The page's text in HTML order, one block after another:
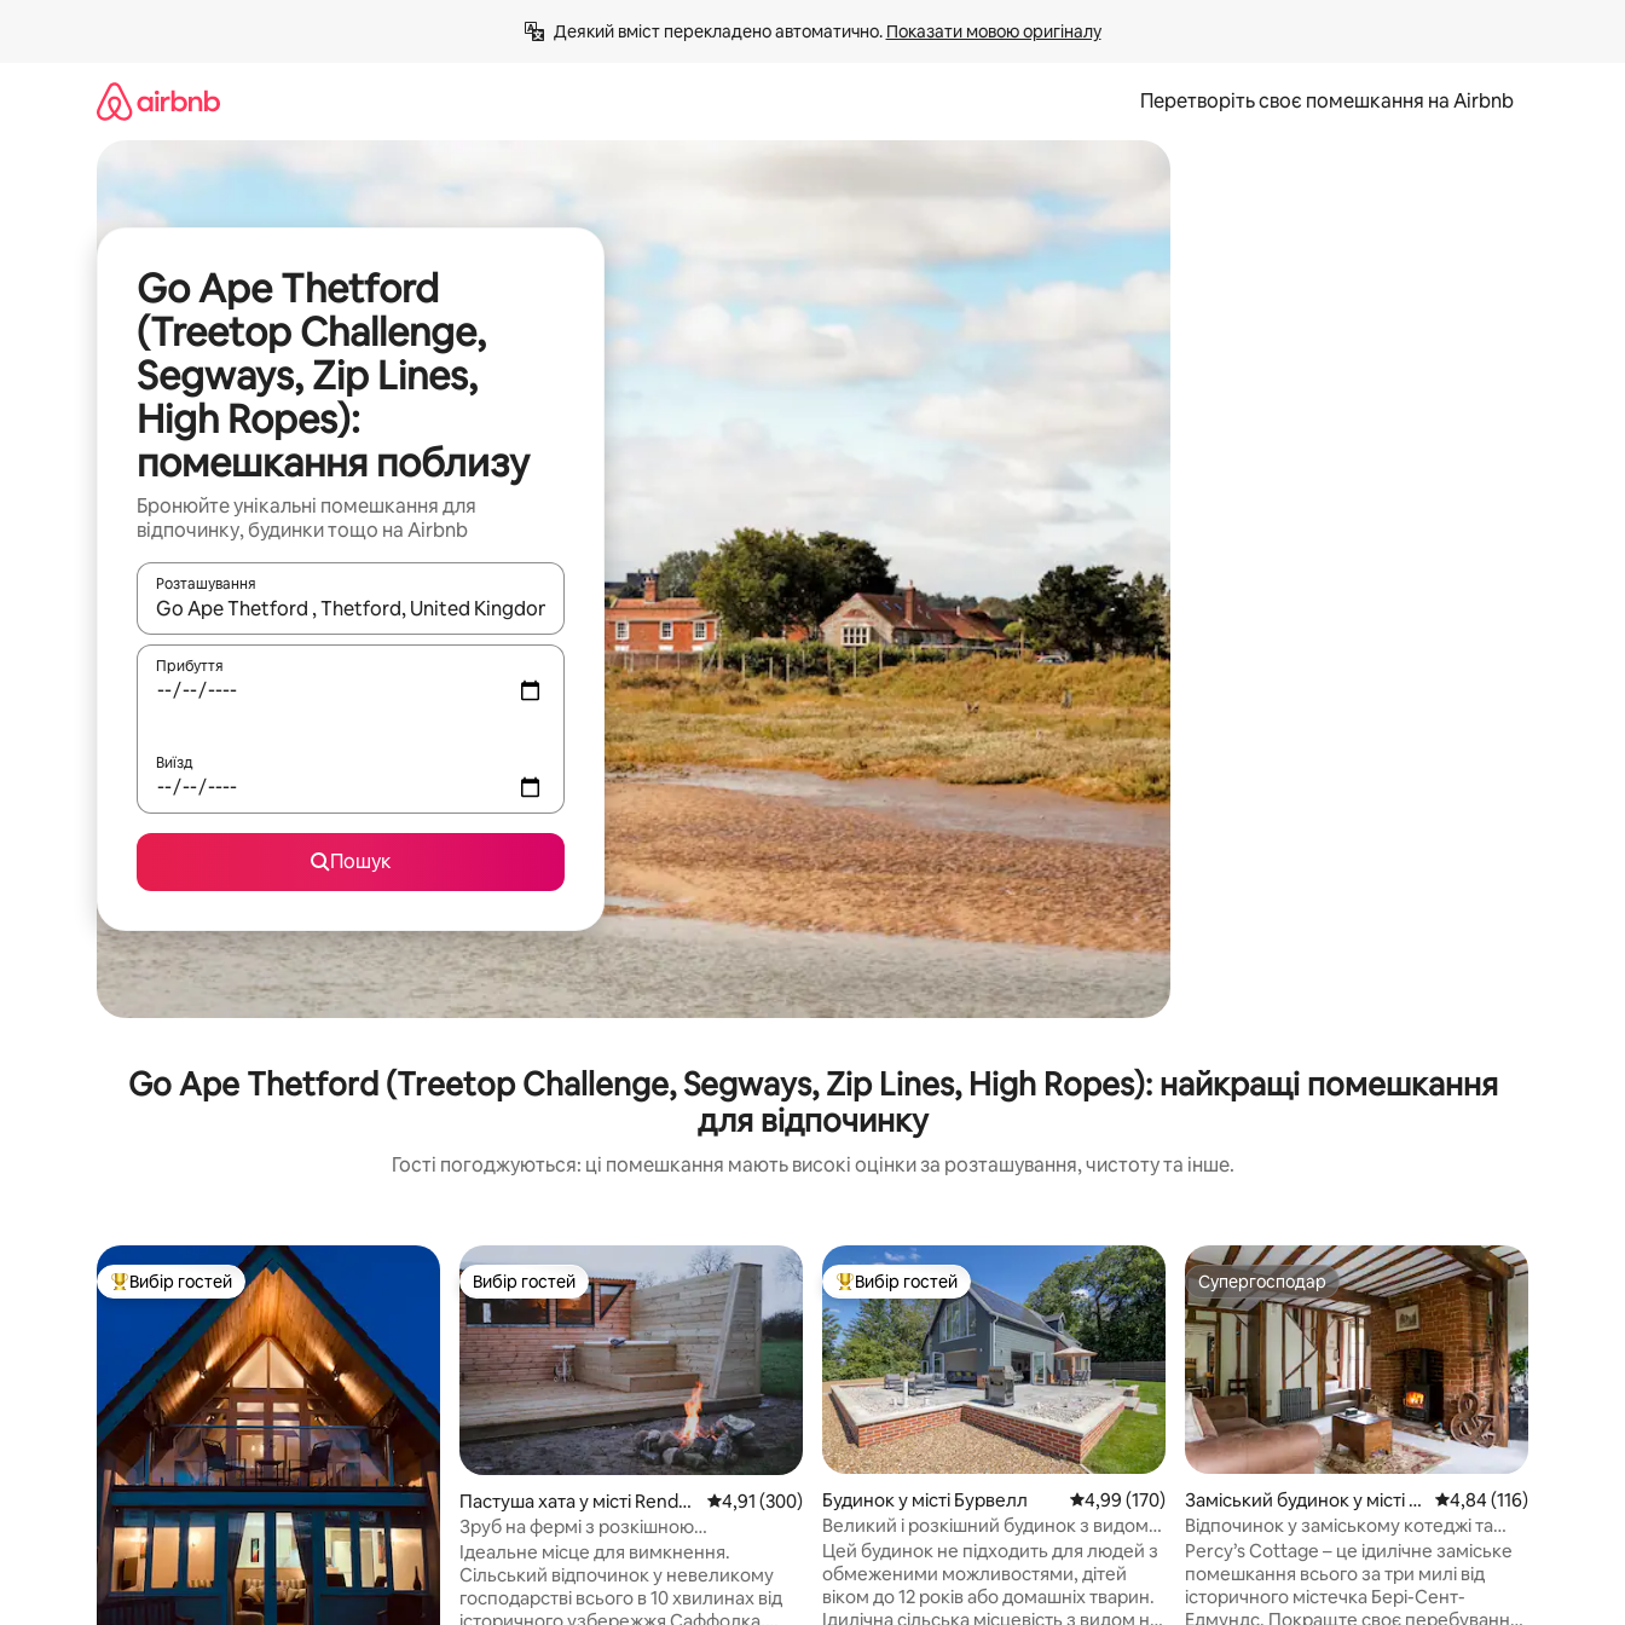
Деякий вміст перекладено автоматично. Показати мовою оригіналу
Перетворіть своє помешкання на Airbnb
Go Ape Thetford
(Treetop Challenge,
Segways, Zip Lines,
High Ropes):
помешкання поблизу
Бронюйте унікальні помешкання для
відпочинку, будинки тощо на Airbnb
Розташування
Отримавши результати пошуку, використовуйте для навігації сторінкою клавіші зі стрілками вгору та вниз або жести дотику та гортання.
Прибуття
Виїзд
Пошук
Go Ape Thetford (Treetop Challenge, Segways, Zip Lines, High Ropes): найкращі помешкання
для відпочинку
Гості погоджуються: ці помешкання мають високі оцінки за розташування, чистоту та інше.
Топ вибір гостей
Вибір гостей Вибір гостей
Вибір гостей
Пастуша хата у місті Rendh
am
Середня оцінка: 4,91 з 5, відгуки: 300
4,91 (300)
Зруб на фермі з розкішною
гідромасажною ванною
Ідеальне місце для вимкнення.
Сільський відпочинок у невеликому
господарстві всього в 10 хвилинах від
Топ вибір гостей
Вибір гостей
Будинок у місті Бурвелл Середня оцінка: 4,99 з 5, відгуки: 170
4,99 (170)
Великий і розкішний будинок з видом
на сільську місцевість
Цей будинок не підходить для людей з
обмеженими можливостями, дітей
віком до 12 років або домашніх тварин.
Ідилічна сільська місцевість з видом на
Супергосподар
Супергосподар
Заміський будинок у місті G
reat Barton
Середня оцінка: 4,84
4,84 (116)
Відпочинок у заміському котеджі та
сауна Бері-Сент-Едмундс
Percy’s Cottage – це ідилічне заміське
помешкання всього за три милі від
історичного містечка Бері-Сент-
Едмундс. Покращте своє перебування,